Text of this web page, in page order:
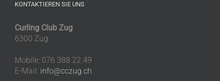
KONTAKTIEREN SIE UNS
Curling Club Zug
6300 Zug
Mobile: 076 388 22 49
E-Mail: info@cczug.ch